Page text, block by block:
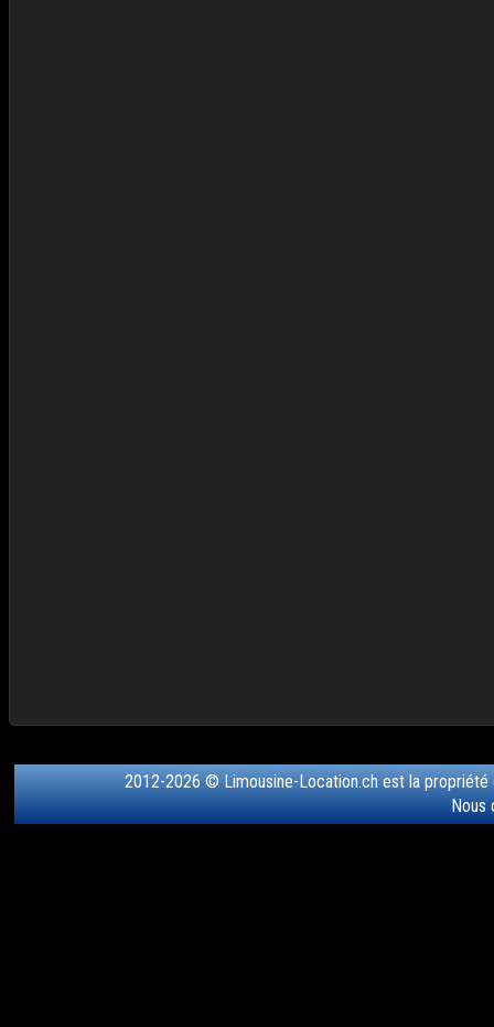
2012-2026 © Limousine-Location.ch est la